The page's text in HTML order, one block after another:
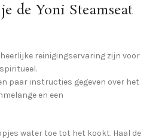
de Yoni Steamseat
reinigingservaring zijn voor
paar instructies gegeven over het
en een
water toe tot het kookt. Haal de